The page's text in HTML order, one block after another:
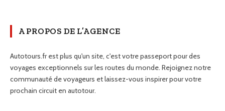
A PROPOS DE L’AGENCE
Autotours.fr est plus qu'un site, c'est votre passeport pour des
voyages exceptionnels sur les routes du monde. Rejoignez notre
communauté de voyageurs et laissez-vous inspirer pour votre
prochain circuit en autotour.